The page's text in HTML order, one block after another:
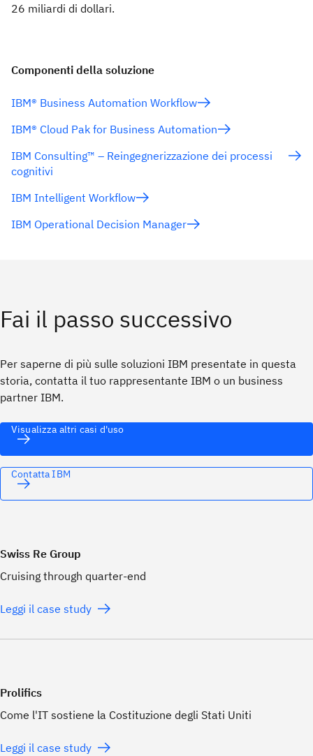
26 miliardi di dollari.
Componenti della soluzione
IBM® Business Automation Workflow
IBM® Cloud Pak for Business Automation
IBM Consulting™ – Reingegnerizzazione dei processi
cognitivi
IBM Intelligent Workflow
IBM Operational Decision Manager
Fai il passo successivo
Per saperne di più sulle soluzioni IBM presentate in questa
storia, contatta il tuo rappresentante IBM o un business
partner IBM.
Visualizza altri casi d'uso
Contatta IBM
Swiss Re Group
Cruising through quarter-end
Leggi il case study
Prolifics
Come l'IT sostiene la Costituzione degli Stati Uniti
Leggi il case study